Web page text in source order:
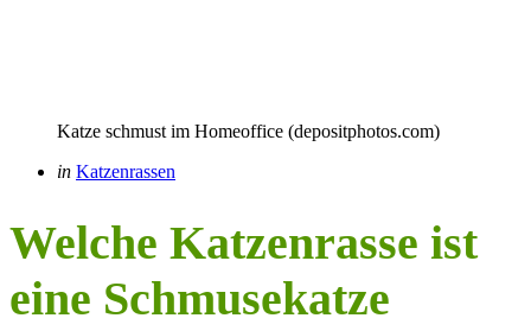
Katze schmust im Homeoffice (depositphotos.com)
Categories
Posted
in Katzenrassen
Welche Katzenrasse ist
eine Schmusekatze